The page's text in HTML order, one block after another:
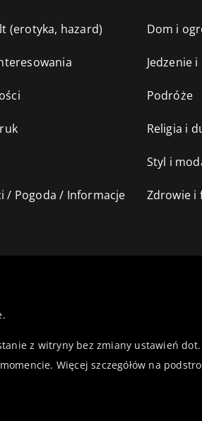
(erotyka, hazard) Dom i
Jedzenie
Podróże
Religia i
Styl i
/ Pogoda / Informacje Zdrowie i
z witryny bez zmiany ustawień
Więcej szczegółów na